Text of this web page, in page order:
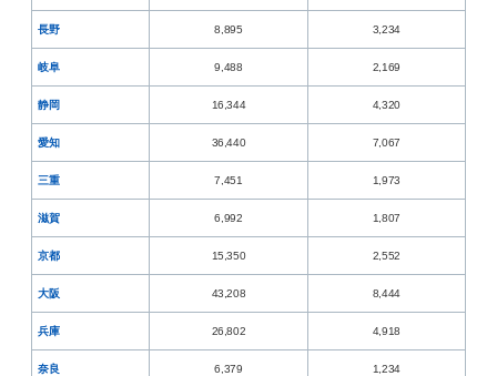
長野 8,895 3,234
岐阜 9,488 2,169
静岡 16,344 4,320
愛知 36,440 7,067
三重 7,451 1,973
滋賀 6,992 1,807
京都 15,350 2,552
大阪 43,208 8,444
兵庫 26,802 4,918
奈良 6,379 1,234